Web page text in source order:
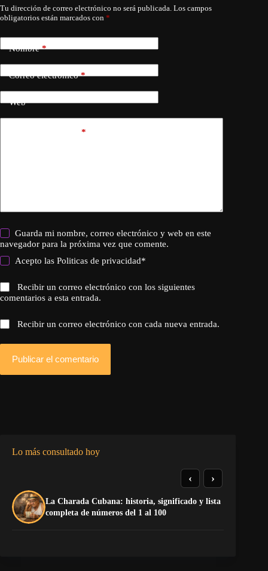
Tu dirección de correo electrónico no será publicada. Los campos
obligatorios están marcados con *
Nombre*
Correo electrónico*
Web
*
Guarda mi nombre, correo electrónico y web en este
navegador para la próxima vez que comente.
Acepto lasPoliticas de privacidad*
Recibir un correo electrónico con los siguientes
comentarios a esta entrada.
Recibir un correo electrónico con cada nueva entrada.
Publicar el comentario
Lo más consultado hoy
La Charada Cubana: historia, significado y lista
completa de números del 1 al 100
‹ ›